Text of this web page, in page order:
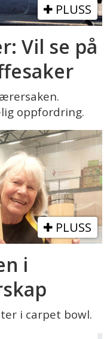
PLUSS
Vil se på
oppfordring.
PLUSS
i
i carpet bowl.